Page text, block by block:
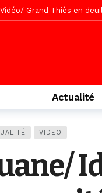
Vidéo/ Grand Thiès en
Vidéo/Magal Serigne
Vidéo/Chérif Nehma
Tivaouane/L’hôpital Seydi
Recomposition politique :
Vidéo/ Préparation Gamou
Vidéo/ Magal 2026, le train
Actualité
VIDEO